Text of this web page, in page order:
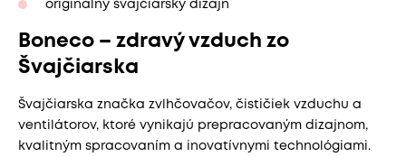
originálny švajčiarsky dizajn
Boneco – zdravý vzduch zo
Švajčiarska
Švajčiarska značka zvlhčovačov, čističiek vzduchu a
ventilátorov, ktoré vynikajú prepracovaným dizajnom,
kvalitným spracovaním a inovatívnymi technológiami.